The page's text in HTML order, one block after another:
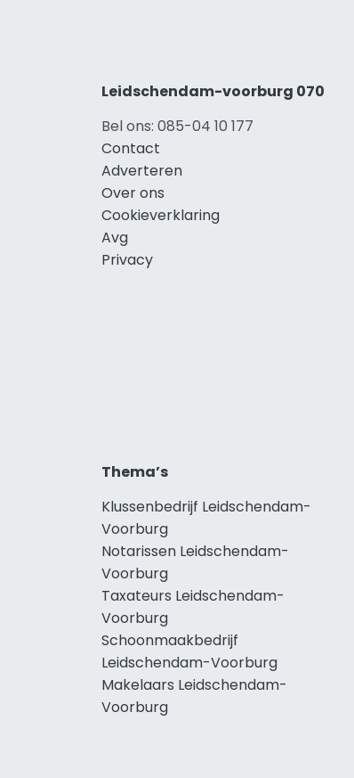
Leidschendam-voorburg 070
Bel ons: 085-04 10 177
Contact
Adverteren
Over ons
Cookieverklaring
Avg
Privacy
Thema’s
Klussenbedrijf Leidschendam-
Voorburg
Notarissen Leidschendam-
Voorburg
Taxateurs Leidschendam-
Voorburg
Schoonmaakbedrijf
Leidschendam-Voorburg
Makelaars Leidschendam-
Voorburg